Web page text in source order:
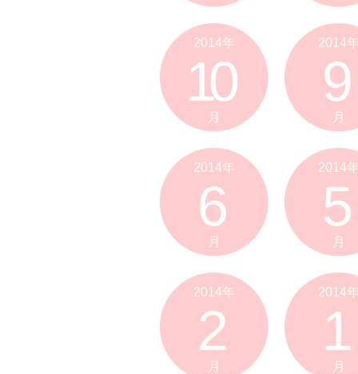
2014年
10
月
2014
9
月
2014年
6
月
2014
5
月
2014年
2
月
2014
1
月